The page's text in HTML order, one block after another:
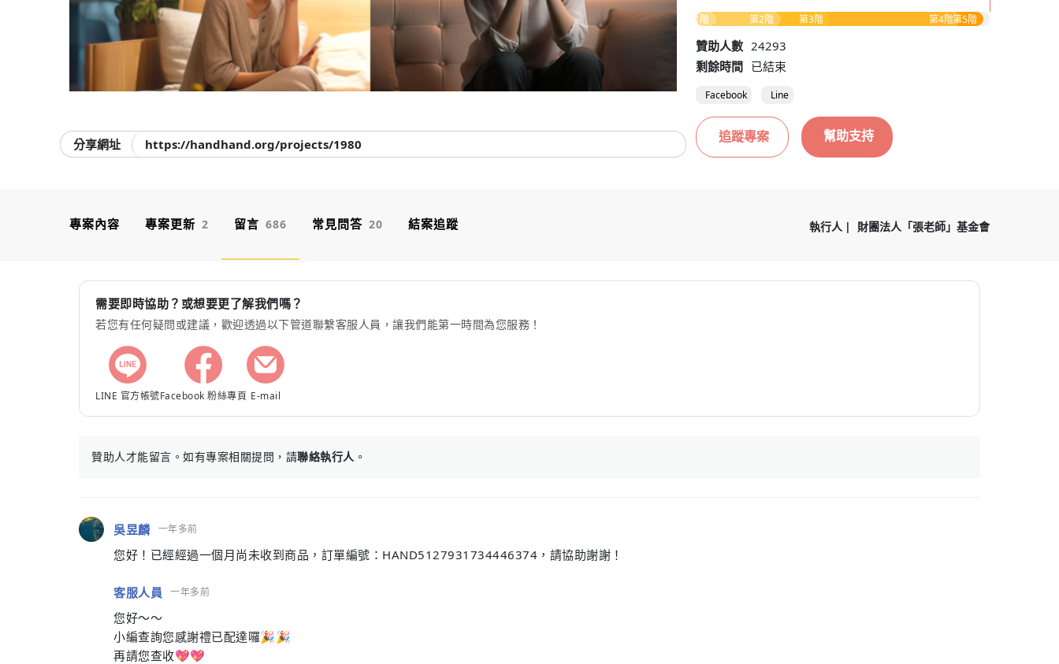
第1階
第2階 第3階 第4階第5階
贊助人數 24293
剩餘時間 已結束
Facebook Line
分享網址 https://handhand.org/projects/1980 追蹤專案 幫助支持
專案內容 專案更新 2 留言 686 常見問答 20 結案追蹤 執行人 財團法人「張老師」基金會
需要即時協助？或想要更了解我們嗎？
若您有任何疑問或建議，歡迎透過以下管道聯繫客服人員，讓我們能第一時間為您服務！
LINE 官方帳號Facebook 粉絲專頁 E-mail
贊助人才能留言。如有專案相關提問，請聯絡執行人 。
吳昱麟 一年多前
您好！已經經過一個月尚未收到商品，訂單編號：HAND5127931734446374，請協助謝謝！
客服人員 一年多前
您好～～
小編查詢您感謝禮已配達囉🎉🎉
再請您查收💖💖